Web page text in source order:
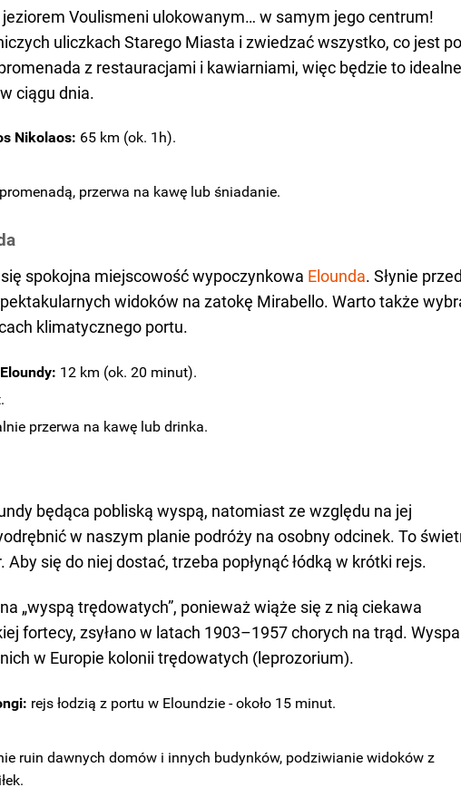
Voulismeni ulokowanym… w samym jego centrum!
uliczkach Starego Miasta i zwiedzać wszystko, co jest po
z restauracjami i kawiarniami, więc będzie to idealne
ciągu dnia.
Nikolaos: 65 km (ok. 1h).
przerwa na kawę lub śniadanie.
spokojna miejscowość wypoczynkowa Elounda. Słynie
widoków na zatokę Mirabello. Warto także
klimatycznego portu.
12 km (ok. 20 minut).
przerwa na kawę lub drinka.
będąca pobliską wyspą, natomiast ze względu na jej
w naszym planie podróży na osobny odcinek. To
się do niej dostać, trzeba popłynąć łódką w krótki rejs.
„wyspą trędowatych”, ponieważ wiąże się z nią ciekawa
fortecy, zsyłano w latach 1903–1957 chorych na trąd. Wyspa
w Europie kolonii trędowatych (leprozorium).
rejs łodzią z portu w Eloundzie - około 15 minut.
ruin dawnych domów i innych budynków, podziwianie widoków z